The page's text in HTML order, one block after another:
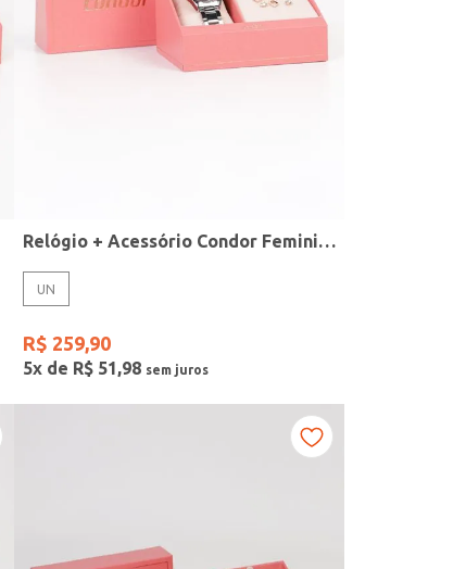
Relógio + Acessório Condor Feminino PRATA
UN
R$ 259,90
5x de R$ 51,98